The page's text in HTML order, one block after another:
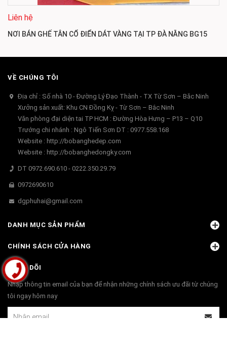
Liên hệ
NƠI BÁN GHẾ TÂN CỔ ĐIỂN DÁT VÀNG TẠI TP ĐÀ NẴNG BG15
VỀ CHÚNG TÔI
Địa chỉ : Số nhà 10 - Đường Lý Đạo Thành - TX Từ Sơn – Băc Ninh
Xưởng sản xuất: Khu CN Đồng Kỵ - Từ Sơn – Bắc Ninh
Văn phòng đại diện tai TP HCM : Đường Hòa Hưng – P13 – Q10
Trướng chi nhánh : Ngô Tiến Sơn DT : 0977.558.168
Website : http://bobanghedep.com
Website : http://bobanghedongky.com
DT 0972.690.610 - 0222.350.29.79
0972690610
dgphuhai@gmail.com
DANH MỤC SẢN PHẨM
CHÍNH SÁCH CỬA HÀNG
THEO DÕI
Nhập thông tin email của bạn để nhận những chính sách ưu đãi từ chúng
tôi ngay hôm nay